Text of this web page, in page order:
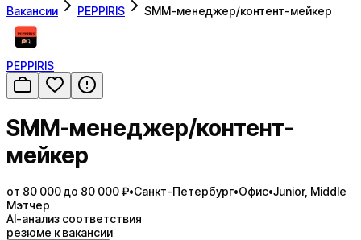
Вакансии PEPPIRIS SMM-менеджер/контент-мейкер
PEPPIRIS
SMM-менеджер/контент-
мейкер
от 80 000 до 80 000 ₽•Санкт-Петербург•Офис•Junior, Middle
Мэтчер
AI-анализ соответствия
резюме к вакансии